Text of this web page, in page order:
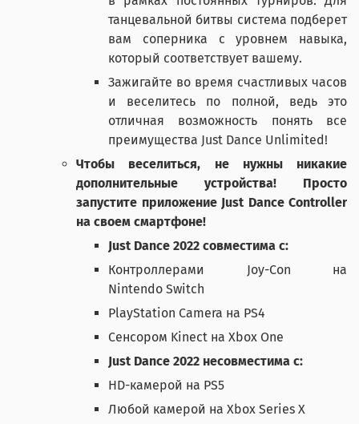
танцевальной битвы система подберет
вам соперника с уровнем навыка,
который соответствует вашему.
Зажигайте во время счастливых часов
и веселитесь по полной, ведь это
отличная возможность понять все
преимущества Just Dance Unlimited!
Чтобы веселиться, не нужны никакие
дополнительные устройства! Просто
запустите приложение Just Dance Controller
на своем смартфоне!
Just Dance 2022 совместима с:
Контроллерами Joy-Con на
Nintendo Switch
PlayStation Camera на PS4
Сенсором Kinect на Xbox One
Just Dance 2022 несовместима с:
HD-камерой на PS5
Любой камерой на Xbox Series X